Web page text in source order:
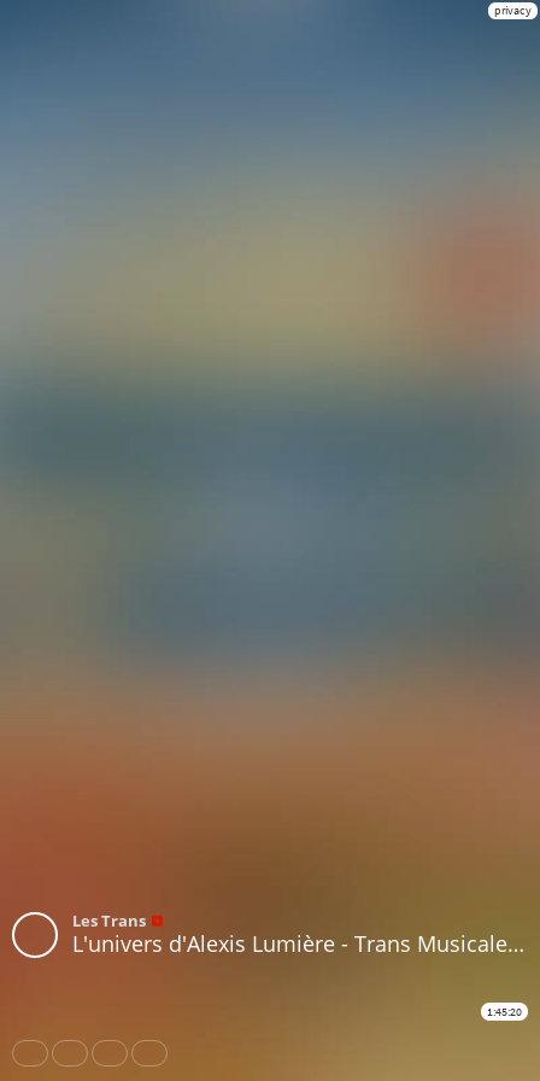
privacy
Les Trans
L'univers d'Alexis Lumière - Trans Musicales 2024 - Musiques & Sociétés, Épisode #1
1:45:20
Share Like